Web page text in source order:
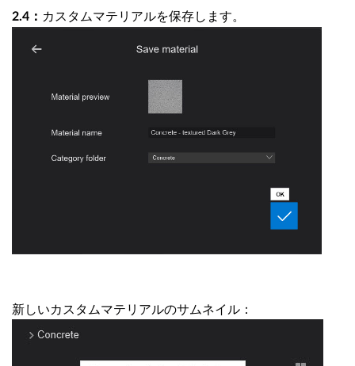
2.4： カスタムマテリアルを保存します。
新しいカスタムマテリアルのサムネイル：